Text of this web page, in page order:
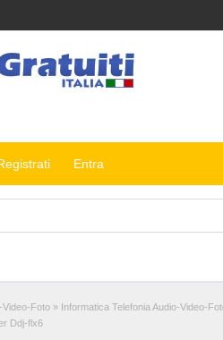
Entra
Video-Foto » Informatica Telefonia Audio-Video-
Ddj-flx6